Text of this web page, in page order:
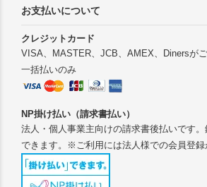
お支払いについて
クレジットカード
VISA、MASTER、JCB、AMEX、Dinersが
一括払いのみ
NP掛け払い（請求書払い）
法人・個人事業主向けの請求書後払いです
できます。※ご利用には法人様での会員登録